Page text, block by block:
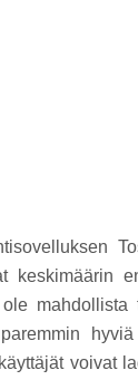
keskimäärin
mahdollista
voivat